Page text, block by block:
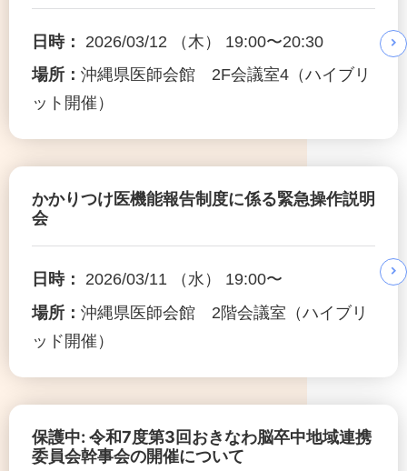
日時：
2026/03/12 （木） 19:00〜20:30
場所： 沖縄県医師会館 2F会議室4（ハイブリ
ット開催）
かかりつけ医機能報告制度に係る緊急操作説明
会
日時：
2026/03/11 （水） 19:00〜
場所： 沖縄県医師会館 2階会議室（ハイブリ
ッド開催）
保護中: 令和7度第3回おきなわ脳卒中地域連携
委員会幹事会の開催について